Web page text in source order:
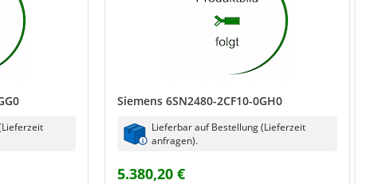
Siemens 6SN2480-2CF10-0GH0
Lieferbar auf Bestellung (Lieferzeit
anfragen).
5.380,20 €